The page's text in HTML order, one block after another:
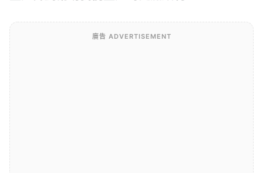
廣告 ADVERTISEMENT